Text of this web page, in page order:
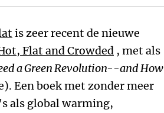
is zeer recent de nieuwe
Flat and Crowded , met als
a Green Revolution--and How
Een boek met zonder meer
als global warming,